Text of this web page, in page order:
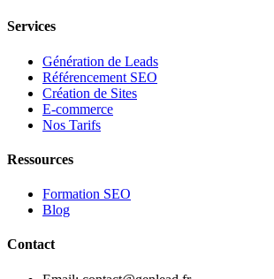
Services
Génération de Leads
Référencement SEO
Création de Sites
E-commerce
Nos Tarifs
Ressources
Formation SEO
Blog
Contact